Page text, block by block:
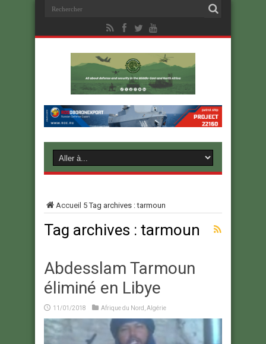
Accueil 5Tag archives : tarmoun
Tag archives : tarmoun
Abdesslam Tarmoun
éliminé en Libye
11/01/2018 Afrique du Nord Algérie